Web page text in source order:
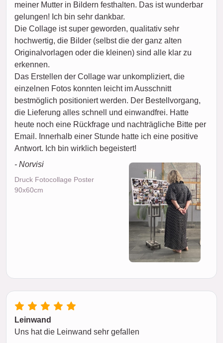
meiner Mutter in Bildern festhalten. Das ist wunderbar
gelungen! Ich bin sehr dankbar.
Die Collage ist super geworden, qualitativ sehr
hochwertig, die Bilder (selbst die der ganz alten
Originalvorlagen oder die kleinen) sind alle klar zu
erkennen.
Das Erstellen der Collage war unkompliziert, die
einzelnen Fotos konnten leicht im Ausschnitt
bestmöglich positioniert werden. Der Bestellvorgang,
die Lieferung alles schnell und einwandfrei. Hatte
heute noch eine Rückfrage und nachträgliche Bitte per
Email. Innerhalb einer Stunde hatte ich eine positive
Antwort. Ich bin wirklich begeistert!
- Norvisi
Druck Fotocollage Poster
90x60cm
Leinwand
Uns hat die Leinwand sehr gefallen